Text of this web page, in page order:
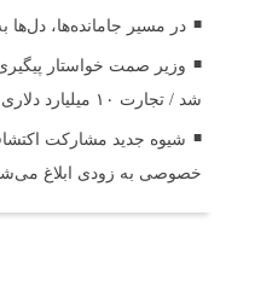
در مسیر جا‌مانده‌ها، دل‌ها
وزیر صمت خواستار پیگیری
شد / تجارت ۱۰ میلیارد دلاری ایران و پاکستان
شیوه جدید مشارکت
خصوصی به زودی ابلاغ